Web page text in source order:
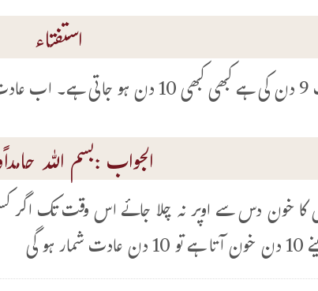
استفتاء
الجواب :بسم اللہ
گی